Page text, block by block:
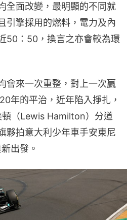
全面改變，最明顯的不同就
引擎採用的燃料，電力及內
50：50，換言之亦會較為環
會來一次重整，對上一次贏
年的平治，近年陷入掙扎，
（Lewis Hamilton）分道
夥拍意大利少年車手安東尼
出發。